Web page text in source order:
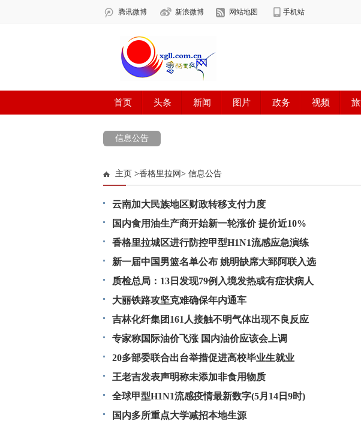
信息公告
主页 >香格里拉网 > 信息公告
云南加大民族地区财政转移支付力度
国内食用油生产商开始新一轮涨价 提价近10%
香格里拉城区进行防控甲型H1N1流感应急演练
新一届中国男篮名单公布 姚明缺席大郅阿联入选
质检总局：13日发现79例入境发热或有症状病人
大丽铁路攻坚克难确保年内通车
吉林化纤集团161人接触不明气体出现不良反应
专家称国际油价飞涨 国内油价应该会上调
20多部委联合出台举措促进高校毕业生就业
王老吉发表声明称未添加非食用物质
全球甲型H1N1流感疫情最新数字(5月14日9时)
国内多所重点大学减招本地生源